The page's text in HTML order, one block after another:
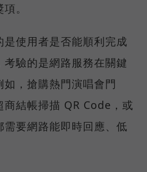
。
是使用者是否能順利完成
驗的是網路服務在關鍵
，搶購熱門演唱會門
結帳掃描 QR Code，或
要網路能即時回應、低